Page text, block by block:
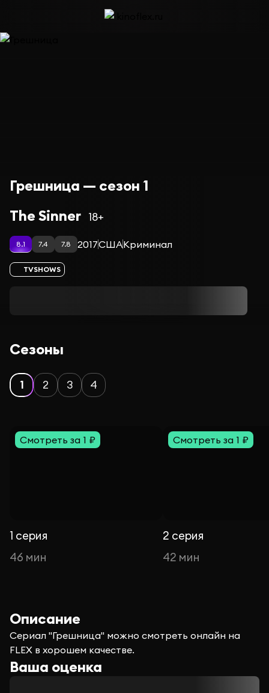
Грешница — сезон 1
The Sinner 18+
8.1 7.4 7.8 2017СШАКриминал
TVSHOWS
Сезоны
1 2 3 4
Смотреть за 1 ₽
1 серия
46 мин
Смотреть за 1 ₽
2 серия
42 мин
Описание
Сериал "Грешница" можно смотреть онлайн на
FLEX в хорошем качестве.
Ваша оценка